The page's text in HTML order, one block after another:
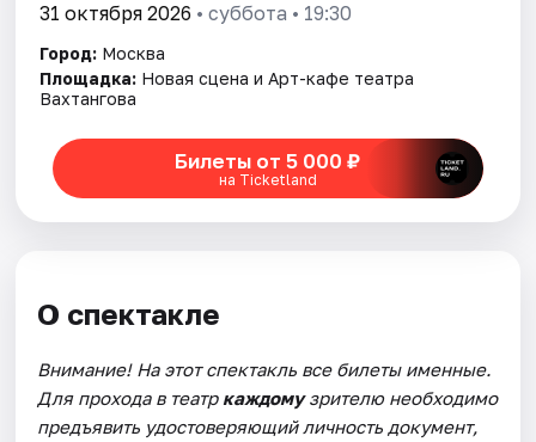
31 октября 2026 • суббота • 19:30
Город: Москва
Площадка: Новая сцена и Арт-кафе театра
Вахтангова
Билеты от 5 000 ₽
на Ticketland
О спектакле
Внимание! На этот спектакль все билеты именные.
Для прохода в театр каждомузрителю необходимо
предъявить удостоверяющий личность документ,